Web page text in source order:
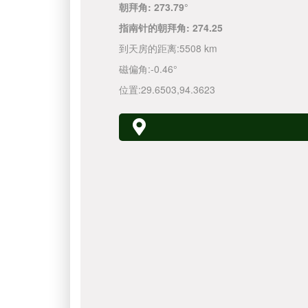
朝拜角: 273.79°
指南针的朝拜角: 274.25
到天房的距离:5508 km
磁偏角:-0.46°
位置:29.6503,94.3623